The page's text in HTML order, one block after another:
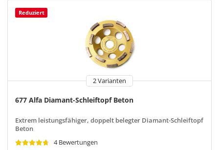
Reduziert
2 Varianten
677 Alfa Diamant-Schleiftopf Beton
Extrem leistungsfähiger, doppelt belegter Diamant-Schleiftopf
Beton
4 Bewertungen